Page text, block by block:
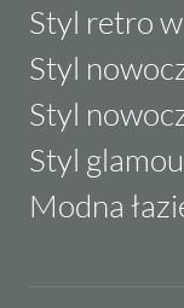
Styl retro
Styl
Styl
Styl
Modna